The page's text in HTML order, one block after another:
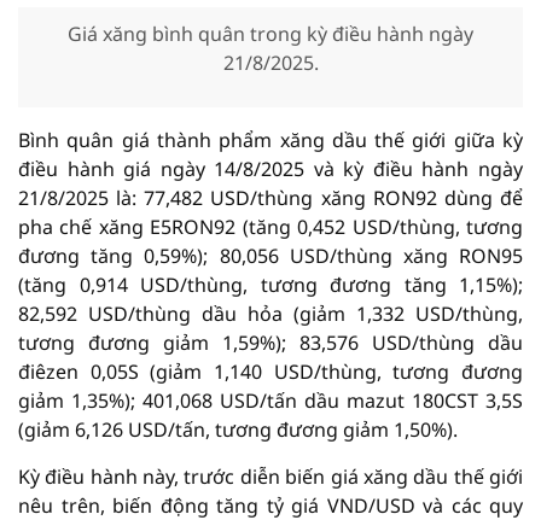
Giá xăng bình quân trong kỳ điều hành ngày
21/8/2025.
Bình quân giá thành phẩm xăng dầu thế giới giữa kỳ
điều hành giá ngày 14/8/2025 và kỳ điều hành ngày
21/8/2025 là: 77,482 USD/thùng xăng RON92 dùng để
pha chế xăng E5RON92 (tăng 0,452 USD/thùng, tương
đương tăng 0,59%); 80,056 USD/thùng xăng RON95
(tăng 0,914 USD/thùng, tương đương tăng 1,15%);
82,592 USD/thùng dầu hỏa (giảm 1,332 USD/thùng,
tương đương giảm 1,59%); 83,576 USD/thùng dầu
điêzen 0,05S (giảm 1,140 USD/thùng, tương đương
giảm 1,35%); 401,068 USD/tấn dầu mazut 180CST 3,5S
(giảm 6,126 USD/tấn, tương đương giảm 1,50%).
Kỳ điều hành này, trước diễn biến giá xăng dầu thế giới
nêu trên, biến động tăng tỷ giá VND/USD và các quy